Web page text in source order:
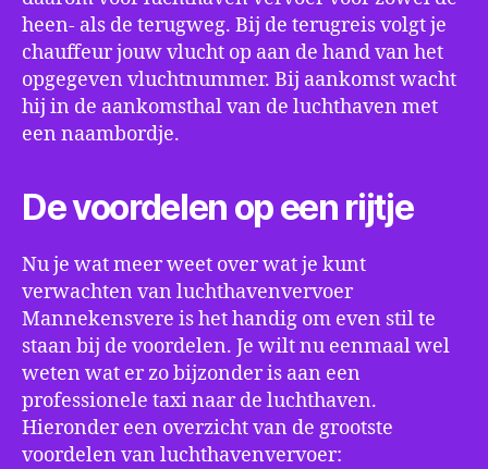
heen- als de terugweg. Bij de terugreis volgt je
chauffeur jouw vlucht op aan de hand van het
opgegeven vluchtnummer. Bij aankomst wacht
hij in de aankomsthal van de luchthaven met
een naambordje.
De voordelen op een rijtje
Nu je wat meer weet over wat je kunt
verwachten van luchthavenvervoer
Mannekensvere is het handig om even stil te
staan bij de voordelen. Je wilt nu eenmaal wel
weten wat er zo bijzonder is aan een
professionele taxi naar de luchthaven.
Hieronder een overzicht van de grootste
voordelen van luchthavenvervoer: